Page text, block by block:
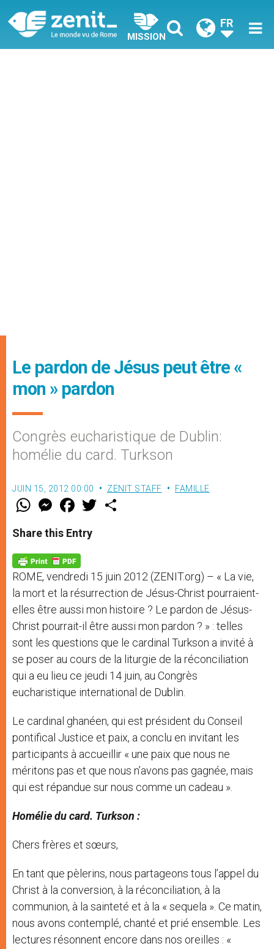
MISSION
FR
Le pardon de Jésus peut être «
mon » pardon
Congrès eucharistique de Dublin:
homélie du card. Turkson
JUIN 15, 2012 00:00 ZENIT STAFF FAMILLE
W
t
s
p
p
M
e
s
e
g
e
r
F
a
e
b
o
k
w
Share this Entry
ROME, vendredi 15 juin 2012 (ZENIT.org) – « La vie,
la mort et la résurrection de Jésus-Christ pourraient-
elles être aussi mon histoire ? Le pardon de Jésus-
Christ pourrait-il être aussi mon pardon ? » : telles
sont les questions que le cardinal Turkson a invité à
se poser au cours de la liturgie de la réconciliation
qui a eu lieu ce jeudi 14 juin, au Congrès
eucharistique international de Dublin.
Le cardinal ghanéen, qui est président du Conseil
pontifical Justice et paix, a conclu en invitant les
participants à accueillir « une paix que nous ne
méritons pas et que nous n’avons pas gagnée, mais
qui est répandue sur nous comme un cadeau ».
Homélie du card. Turkson :
Chers frères et sœurs,
En tant que pèlerins, nous partageons tous l’appel du
Christ à la conversion, à la réconciliation, à la
communion, à la sainteté et à la « sequela ». Ce matin,
nous avons contemplé, chanté et prié ensemble. Les
lectures résonnent encore dans nos oreilles : «